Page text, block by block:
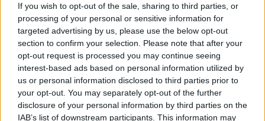
If you wish to opt-out of the sale, sharing to third parties, or
processing of your personal or sensitive information for
targeted advertising by us, please use the below opt-out
section to confirm your selection. Please note that after your
opt-out request is processed you may continue seeing
interest-based ads based on personal information utilized by
us or personal information disclosed to third parties prior to
your opt-out. You may separately opt-out of the further
disclosure of your personal information by third parties on the
IAB’s list of downstream participants. This information may
Valpaços: Arguido por furtos em